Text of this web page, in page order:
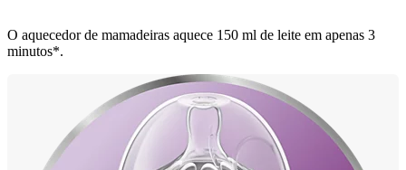
O aquecedor de mamadeiras aquece 150 ml de leite em apenas 3
minutos*.